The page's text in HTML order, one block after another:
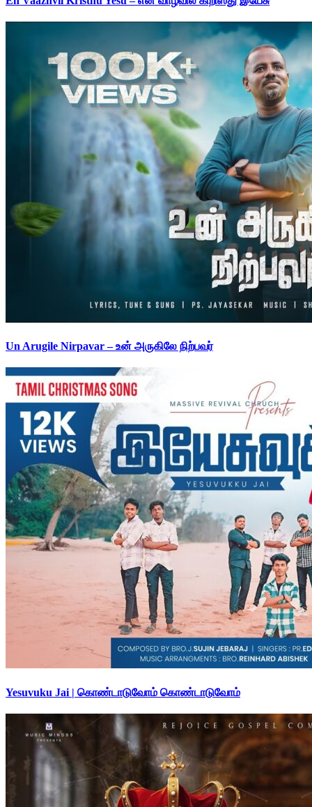
Un Arugile Nirpavar – உன் அருகிலே நிற்பவர்
Yesuvuku Jai | கொண்டாடுவோம் கொண்டாடுவோம்